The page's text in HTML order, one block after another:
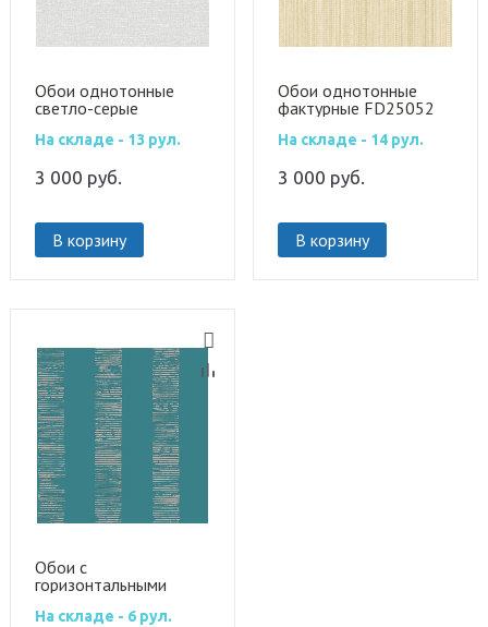
Обои однотонные
светло-серые
На складе - 13 рул.
3 000 руб.
В корзину
Обои однотонные
фактурные FD25052
На складе - 14 рул.
3 000 руб.
В корзину
Обои с
горизонтальными
На складе - 6 рул.